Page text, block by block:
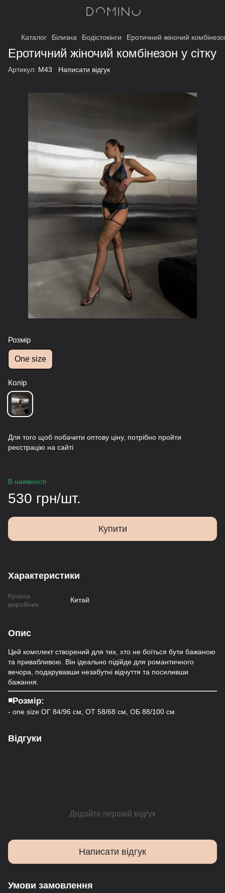
Каталог Білизна Бодістокінги Еротичний жіночий
Еротичний жіночий комбінезон у сітку
Артикул: М43 Написати відгук
Розмір
One size
Колір
Для того щоб побачити оптову ціну, потрібно пройти
реєстрацію на сайті
В наявності
530 грн/шт.
Купити
Характеристики
Країна
виробник
Китай
Опис
Цей комплект створений для тих, хто не боїться бути бажаною
та привабливою. Він ідеально підійде для романтичного
вечора, подарувавши незабутні відчуття та посиливши
бажання.
◾️Розмір:
- one size ОГ 84/96 см, ОТ 58/68 см, ОБ 88/100 см
Відгуки
Додайте перший відгук
Написати відгук
Умови замовлення